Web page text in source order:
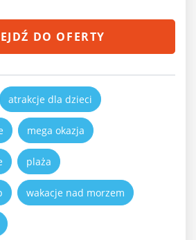
DO OFERTY
atrakcje dla dzieci
mega okazja
plaża
wakacje nad morzem